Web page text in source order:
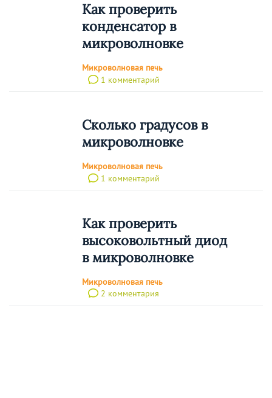
Как проверить
конденсатор в
микроволновке
Микроволновая печь
1 комментарий
Сколько градусов в
микроволновке
Микроволновая печь
1 комментарий
Как проверить
высоковольтный диод
в микроволновке
Микроволновая печь
2 комментария